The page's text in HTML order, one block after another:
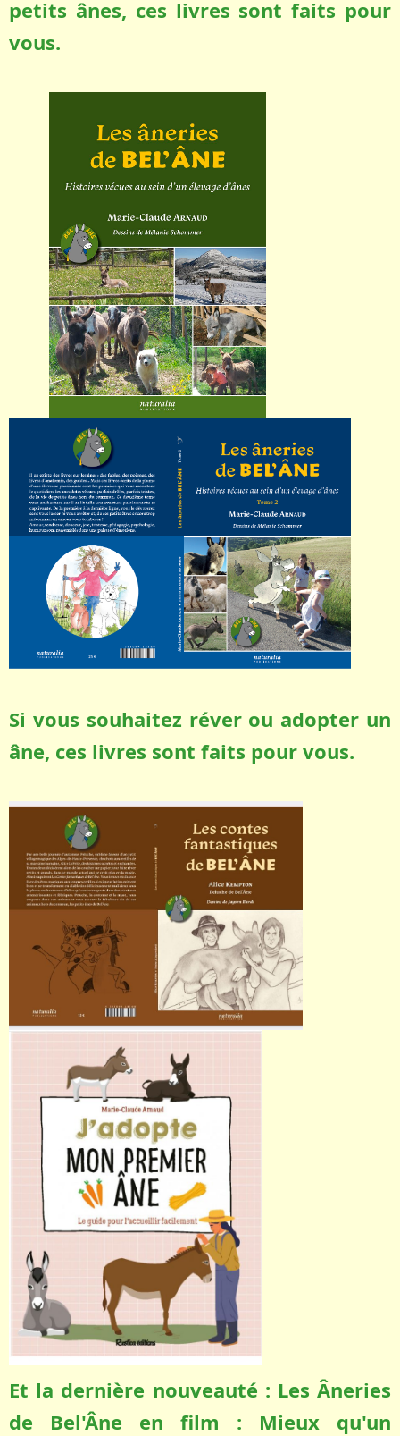
petits ânes, ces livres sont faits pour
vous.
Si vous souhaitez réver ou adopter un
âne, ces livres sont faits pour vous.
Et la dernière nouveauté : Les Âneries
de Bel'Âne en film : Mieux qu'un